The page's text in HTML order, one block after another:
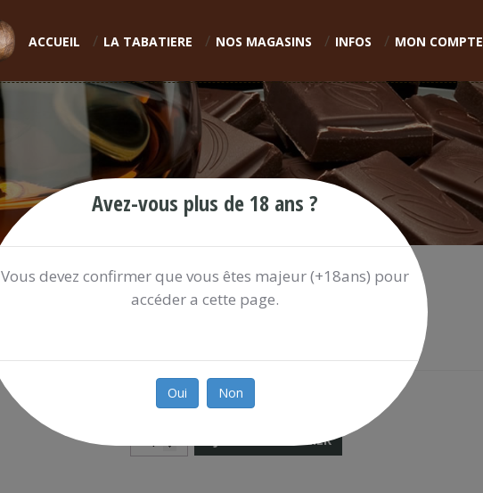
ACCUEIL LA TABATIERE NOS MAGASINS INFOS MON COMPTE
TIP TOP LUXGSM 10?
10.00 €
TIPTOP009N
AJOUTER AU PANIER
Avez-vous plus de 18 ans ?
Vous devez confirmer que vous êtes majeur (+18ans) pour
accéder a cette page.
Oui Non